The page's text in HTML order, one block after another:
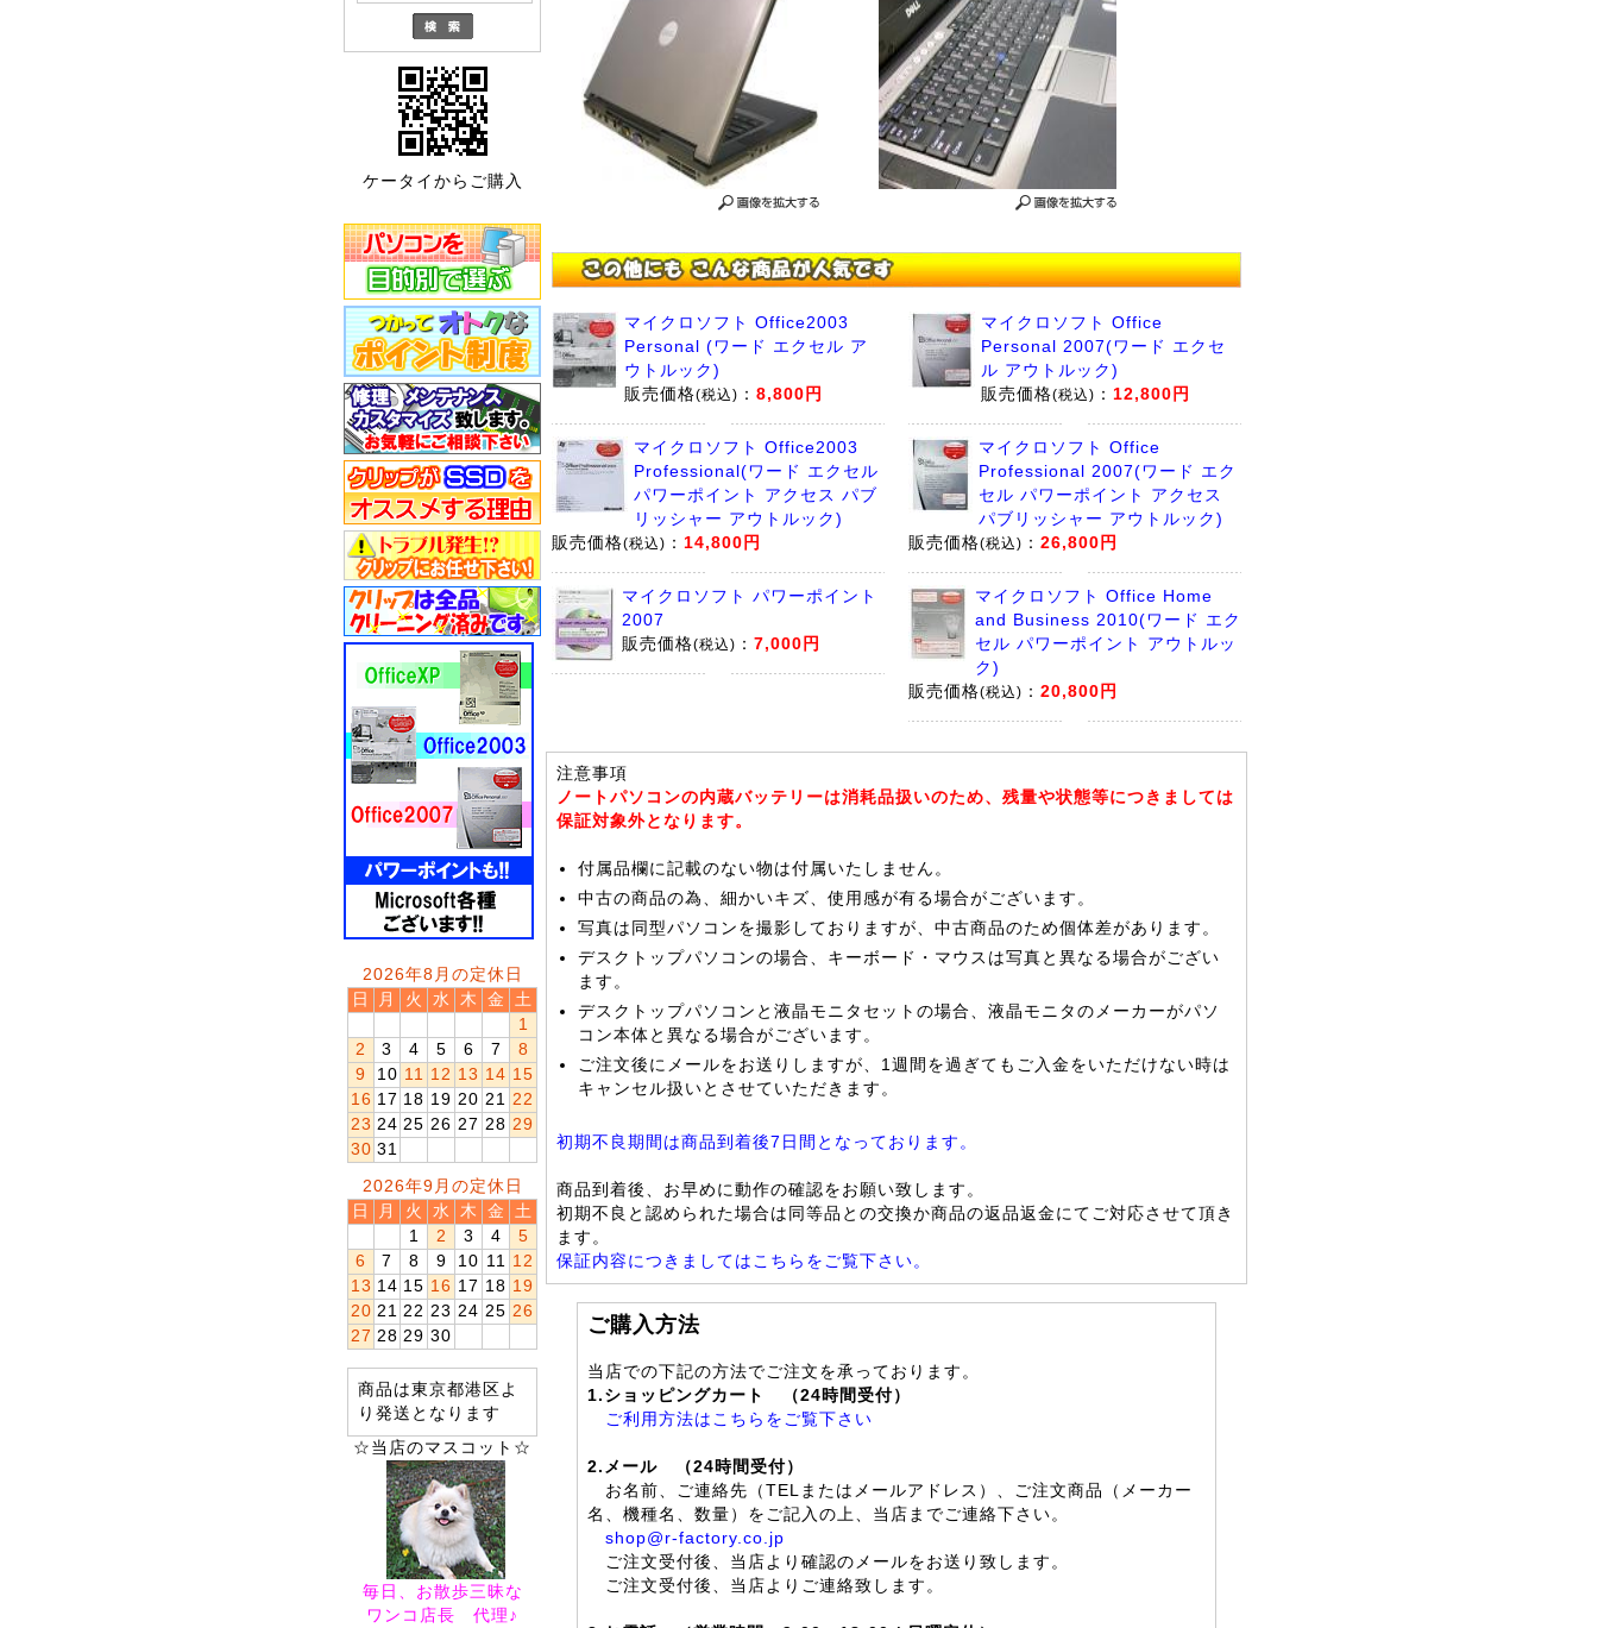
ケータイからご購入
2026年8月の定休日
日
月 火 水 木 金
土
1
2
3 4 5 6 7
8
9
10 11 12 13 14 15
16 17 18 19 20 21 22
23 24 25 26 27 28 29
30 31
2026年9月の定休日
日
月 火 水 木 金
土
1
2 3 4
5
6
7 8 9 10 11 12
13 14 15 16 17 18 19
20 21 22 23 24 25 26
27 28 29 30
商品は東京都港区よ
り発送となります
☆当店のマスコット☆
毎日、お散歩三昧な
ワンコ店長 代理♪
マイクロソフト Office2003
Personal (ワード エクセル ア
ウトルック)
販売価格(税込) ： 8,800円
マイクロソフト Office
Personal 2007(ワード エクセ
ル アウトルック)
販売価格(税込) ： 12,800円
マイクロソフト Office2003
Professional(ワード エクセル
パワーポイント アクセス パブ
リッシャー アウトルック)
販売価格(税込) ： 14,800円
マイクロソフト Office
Professional 2007(ワード エク
セル パワーポイント アクセス
パブリッシャー アウトルック)
販売価格(税込) ： 26,800円
マイクロソフト パワーポイント
2007
販売価格(税込) ： 7,000円
マイクロソフト Office Home
and Business 2010(ワード エク
セル パワーポイント アウトルッ
ク)
販売価格(税込) ： 20,800円
注意事項
ノートパソコンの内蔵バッテリーは消耗品扱いのため、残量や状態等につきましては
保証対象外となります。
付属品欄に記載のない物は付属いたしません。
中古の商品の為、細かいキズ、使用感が有る場合がございます。
写真は同型パソコンを撮影しておりますが、中古商品のため個体差があります。
デスクトップパソコンの場合、キーボード・マウスは写真と異なる場合がござい
ます。
デスクトップパソコンと液晶モニタセットの場合、液晶モニタのメーカーがパソ
コン本体と異なる場合がございます。
ご注文後にメールをお送りしますが、1週間を過ぎてもご入金をいただけない時は
キャンセル扱いとさせていただきます。
初期不良期間は商品到着後7日間となっております。
商品到着後、お早めに動作の確認をお願い致します。
初期不良と認められた場合は同等品との交換か商品の返品返金にてご対応させて頂き
ます。
保証内容につきましてはこちらをご覧下さい。
ご購入方法
当店での下記の方法でご注文を承っております。
1.ショッピングカート （24時間受付）
ご利用方法はこちらをご覧下さい
2.メール （24時間受付）
お名前、ご連絡先（TELまたはメールアドレス）、ご注文商品（メーカー
名、機種名、数量）をご記入の上、当店までご連絡下さい。
shop@r-factory.co.jp
ご注文受付後、当店より確認のメールをお送り致します。
ご注文受付後、当店よりご連絡致します。